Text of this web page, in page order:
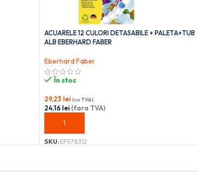
ACUARELE 12 CULORI DETASABILE + PALETA+TUB
ALB EBERHARD FABER
Eberhard Faber
În stoc
29,23 lei (cu TVA)
24,16 lei(fara TVA)
ADAUGĂ ÎN COȘ
SKU:EF578312